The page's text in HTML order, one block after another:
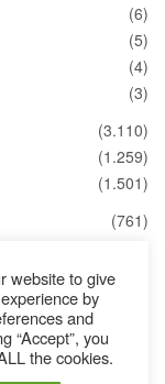
(6)
(5)
(4)
(3)
(3.110)
(1.259)
(1.501)
(761)
(347)
website to give
by
and
“Accept”, you
the cookies.